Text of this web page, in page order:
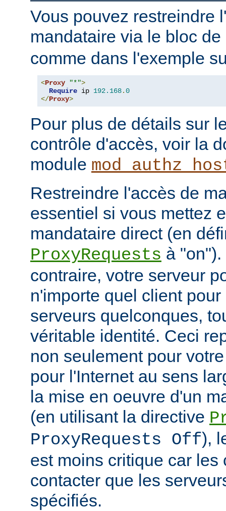
Vous pouvez restreindre
mandataire via le bloc
comme dans l'exemple
<Proxy "*">
Require ip 192.168.0
</Proxy>
Pour plus de détails sur
contrôle d'accès, voir la
module
Restreindre l'accès de
essentiel si vous mettez
mandataire direct (en
ProxyRequests à
contraire, votre serveur
n'importe quel client
serveurs quelconques,
véritable identité. Ceci
non seulement pour
pour l'Internet au sens
la mise en oeuvre d'un
(en utilisant la directive
ProxyRequests Off),
est moins critique car les
contacter que les
spécifiés.